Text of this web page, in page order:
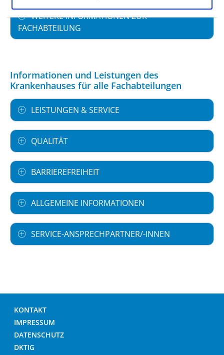
WEITERE INFORMATIONEN ZUR
FACHABTEILUNG
Informationen und Leistungen des
Krankenhauses für alle Fachabteilungen
LEISTUNGEN & SERVICE
QUALITÄT
BARRIEREFREIHEIT
ALLGEMEINE INFORMATIONEN
SERVICE-ANSPRECHPARTNER/-INNEN
KONTAKT
IMPRESSUM
DATENSCHUTZ
DKTIG